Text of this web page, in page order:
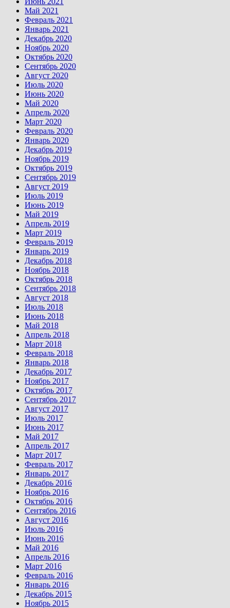
Май 2021
Февраль 2021
Январь 2021
Декабрь 2020
Ноябрь 2020
Октябрь 2020
Сентябрь 2020
Август 2020
Июль 2020
Июнь 2020
Май 2020
Апрель 2020
Март 2020
Февраль 2020
Январь 2020
Декабрь 2019
Ноябрь 2019
Октябрь 2019
Сентябрь 2019
Август 2019
Июль 2019
Июнь 2019
Май 2019
Апрель 2019
Март 2019
Февраль 2019
Январь 2019
Декабрь 2018
Ноябрь 2018
Октябрь 2018
Сентябрь 2018
Август 2018
Июль 2018
Июнь 2018
Май 2018
Апрель 2018
Март 2018
Февраль 2018
Январь 2018
Декабрь 2017
Ноябрь 2017
Октябрь 2017
Сентябрь 2017
Август 2017
Июль 2017
Июнь 2017
Май 2017
Апрель 2017
Март 2017
Февраль 2017
Январь 2017
Декабрь 2016
Ноябрь 2016
Октябрь 2016
Сентябрь 2016
Август 2016
Июль 2016
Июнь 2016
Май 2016
Апрель 2016
Март 2016
Февраль 2016
Январь 2016
Декабрь 2015
Ноябрь 2015